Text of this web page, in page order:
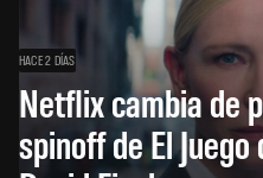
HACE 2 DÍAS
Netflix cambia de
spinoff de El